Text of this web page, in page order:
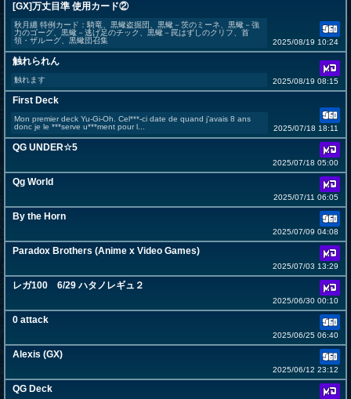
[GX]万丈目準 使用カード②
秋月纏 特例カード：騎竜、黒蠍盗掘団、黒蠍－茨のミーネ、黒蠍－強
力のゴーグ、黒蠍－逃げ足のチック、黒蠍－罠はずしのクリフ、首
領・ザルーグ、黒蠍団召集
2025/08/19 10:24
触れられん
触れます 2025/08/19 08:15
First Deck
Mon premier deck Yu-Gi-Oh. Cel***-ci date de quand j’avais 8 ans
donc je le ***serve u***ment pour l...
2025/07/18 18:11
QG UNDER☆5
2025/07/18 05:00
Qg World
2025/07/11 06:05
By the Horn
2025/07/09 04:08
Paradox Brothers (Anime x Video Games)
2025/07/03 13:29
レガ100 6/29 ハタノレギュ２
2025/06/30 00:10
0 attack
2025/06/25 06:40
Alexis (GX)
2025/06/12 23:12
QG Deck